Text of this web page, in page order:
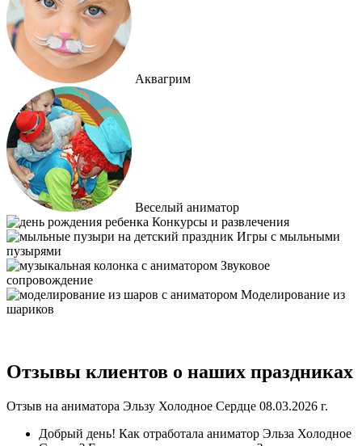
Аквагрим
Веселый аниматор
Конкурсы и развлечения
Игры с мыльными
пузырями
Звуковое
сопровождение
Моделирование из
шариков
Отзывы клиентов о наших праздниках
Отзыв на аниматора Эльзу Холодное Сердце 08.03.2026 г.
Добрый день! Как отработала аниматор Эльза Холодное